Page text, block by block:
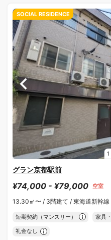
1
SOCIAL RESIDENCE
グラン京都駅前
¥74,000 - ¥79,000 空室
13.30㎡〜 / 3階建て / 東海道新幹
短期契約（マンスリー） 家具
礼金なし